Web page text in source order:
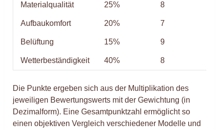
Materialqualität 25% 8
Aufbaukomfort 20% 7
Belüftung 15% 9
Wetterbeständigkeit 40% 8
Die Punkte ergeben sich aus der Multiplikation des
jeweiligen Bewertungswerts mit der Gewichtung (in
Dezimalform). Eine Gesamtpunktzahl ermöglicht so
einen objektiven Vergleich verschiedener Modelle und